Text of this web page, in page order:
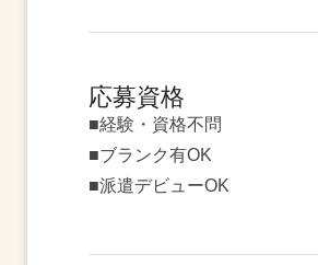
応募資格
■経験・資格不問
■ブランク有OK
■派遣デビューOK